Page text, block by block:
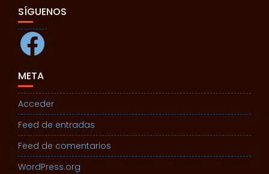
SÍGUENOS
Facebook
META
Acceder
Feed de entradas
Feed de comentarios
WordPress.org